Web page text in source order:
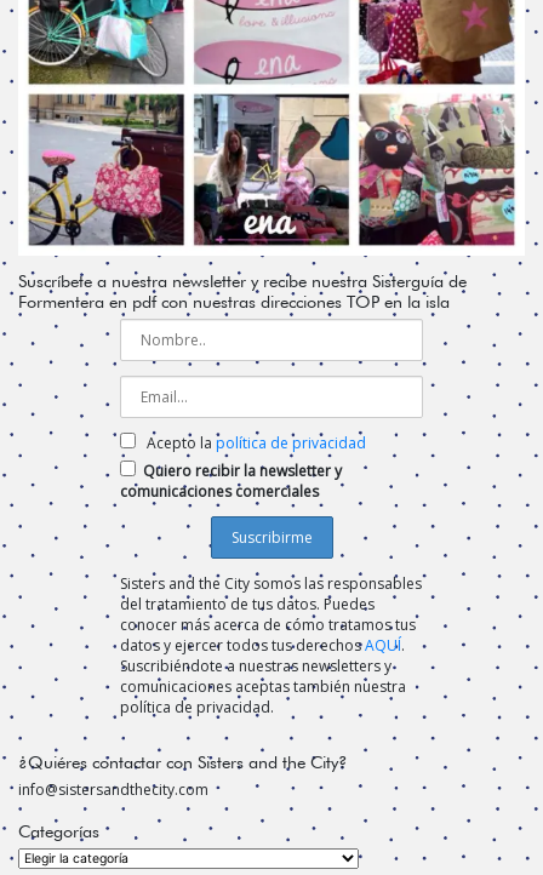
Suscríbete a nuestra newsletter y recibe nuestra Sisterguía de
Formentera en pdf con nuestras direcciones TOP en la isla
Acepto la política de privacidad
Quiero recibir la newsletter y
comunicaciones comerciales
Sisters and the City somos las responsables
del tratamiento de tus datos. Puedes
conocer más acerca de cómo tratamos tus
datos y ejercer todos tus derechosAQUÍ.
Suscribiéndote a nuestras newsletters y
comunicaciones aceptas también nuestra
política de privacidad.
¿Quiéres contactar con Sisters and the City?
info@sistersandthecity.com
Categorías
Categorías